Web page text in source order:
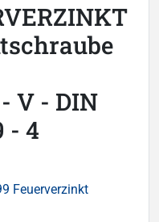
V - DIN
- 4
Feuerverzinkt